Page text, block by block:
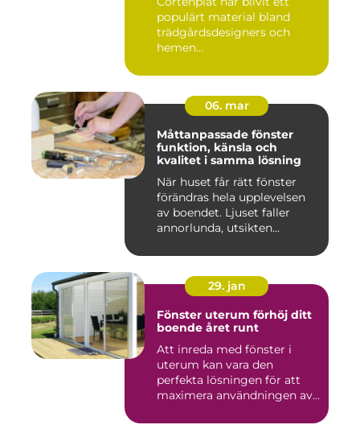
populärt material bland
trädgårdsdesigners och
hemen...
06. mar
Måttanpassade fönster
funktion, känsla och
kvalitet i samma lösning
När huset får rätt fönster
förändras hela upplevelsen
av boendet. Ljuset faller
annorlunda, utsikten...
29. jan
Fönster uterum förhöj ditt
boende året runt
Att inreda med fönster i
uterum kan vara den
perfekta lösningen för att
maximera användningen av